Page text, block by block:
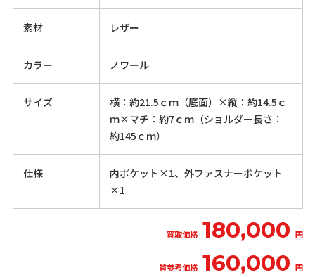
素材 レザー
カラー ノワール
サイズ
横：約21.5ｃｍ（底面）×縦：約14.5ｃ
ｍ×マチ：約7ｃｍ（ショルダー長さ：
約145ｃｍ）
仕様
内ポケット×1、外ファスナーポケット
×1
買取価格 180,000 円
質参考価格 160,000 円